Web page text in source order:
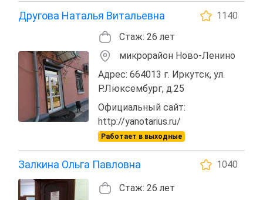
Другова Наталья Витальевна
1140
Стаж: 26 лет
микрорайон Ново-Ленино
Адрес: 664013 г. Иркутск, ул.
Р.Люксембург, д.25
Официальный сайт:
http://yanotarius.ru/
Работает в выходные
Залкина Ольга Павловна 1040
Стаж: 26 лет